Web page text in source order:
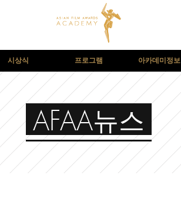
시상식 프로그램 아카데미정보
AFAA뉴스